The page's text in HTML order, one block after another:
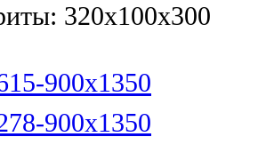
320x100x300